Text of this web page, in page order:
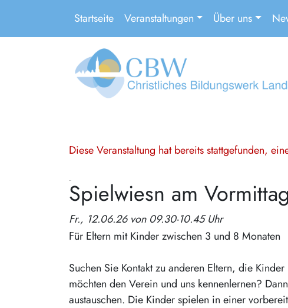
Startseite Veranstaltungen Über uns
Diese Veranstaltung hat bereits stattgefunden,
Spielwiesn am
Fr., 12.06.26 von 09.30-10.45 Uhr
Für Eltern mit Kinder zwischen 3 und 8 Monaten
Suchen Sie Kontakt zu anderen Eltern, die
möchten den Verein und uns kennenlernen?
austauschen. Die Kinder spielen in einer